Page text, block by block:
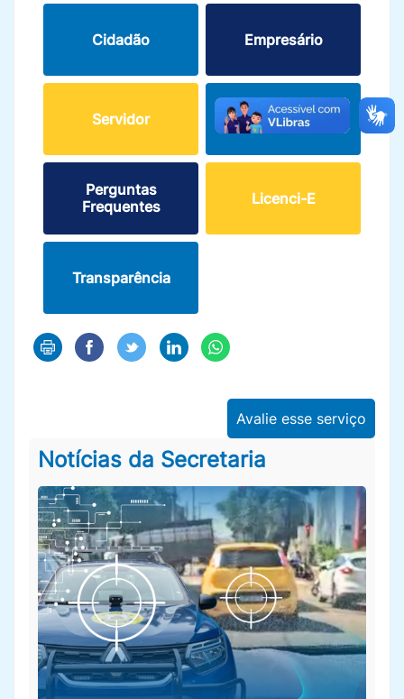
Cidadão Empresário
Servidor Visitante
Perguntas
Frequentes
Licenci-E
Transparência
Avalie esse serviço
Notícias da Secretaria